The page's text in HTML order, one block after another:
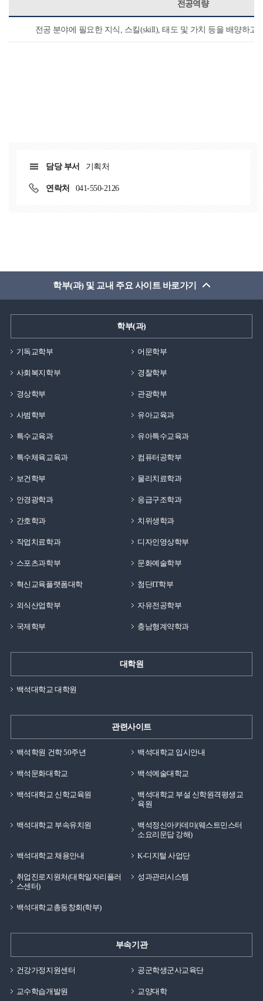
전공역량
전공 분야에 필요한 지식, 스킬(skill), 태도 및 가치 등을 배양하고
담당 부서 기획처
연락처 041-550-2126
학부(과) 및 교내 주요 사이트 바로가기
학부(과)
기독교학부 어문학부
사회복지학부 경찰학부
경상학부 관광학부
사범학부 유아교육과
특수교육과 유아특수교육과
특수체육교육과 컴퓨터공학부
보건학부 물리치료학과
안경광학과 응급구조학과
간호학과 치위생학과
작업치료학과 디자인영상학부
스포츠과학부 문화예술학부
혁신교육플랫폼대학 첨단IT학부
외식산업학부 자유전공학부
국제학부 충남형계약학과
대학원
백석대학교 대학원
관련사이트
백석학원 건학 50주년 백석대학교 입시안내
백석문화대학교 백석예술대학교
백석대학교 신학교육원
백석대학교 부설 신학원격평생교
육원
백석대학교 부속유치원
백석정신아카데미(웨스트민스터
소요리문답 강해)
백석대학교 채용안내 K-디지털 사업단
취업진로지원처(대학일자리플러
스센터)
성과관리시스템
백석대학교총동창회(학부)
부속기관
건강가정지원센터 공군학생군사교육단
교수학습개발원 교양대학